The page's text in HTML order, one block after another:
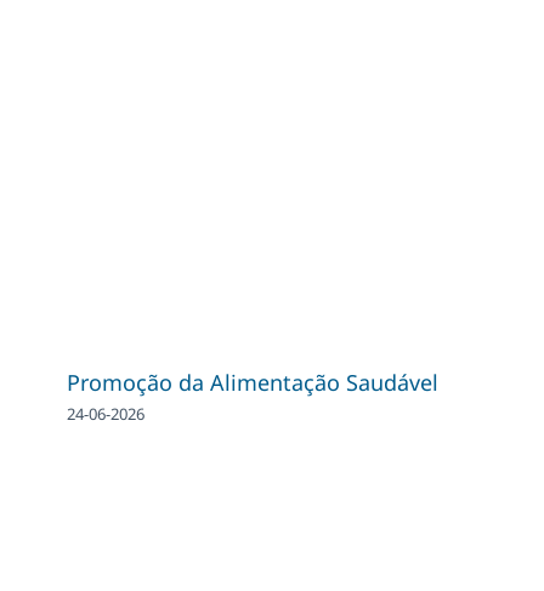
Promoção da Alimentação Saudável
24-06-2026